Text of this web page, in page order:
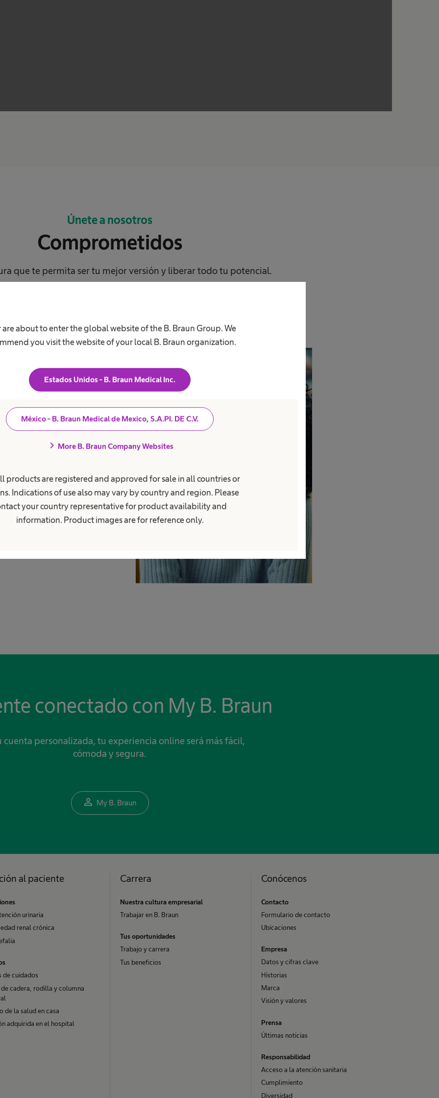
are about to enter the global website of the B. Braun Group. We
you visit the website of your local B. Braun organization.
Estados Unidos - B. Braun Medical Inc.
México - B. Braun Medical de Mexico, S.A.PI. DE C.V.
chevron_right More B. Braun Company Websites
products are registered and approved for sale in all countries or
Indications of use also may vary by country and region. Please
your country representative for product availability and
information. Product images are for reference only.
Únete a nosotros
Comprometidos
que te permita ser tu mejor versión y liberar todo tu potencial.
B. Braun como
conectado con My B. Braun
cuenta personalizada, tu experiencia online será más fácil,
cómoda y segura.
person_outline My B. Braun
al paciente
urinaria
renal crónica
de cuidados
cadera, rodilla y columna
de la salud en casa
adquirida en el hospital
Carrera
Nuestra cultura empresarial
Trabajar en B. Braun
Tus oportunidades
Trabajo y carrera
Tus beneficios
Conócenos
Contacto
Formulario de contacto
Ubicaciones
Empresa
Datos y cifras clave
Historias
Marca
Visión y valores
Prensa
Últimas noticias
Responsabilidad
Acceso a la atención sanitaria
Cumplimiento
Diversidad